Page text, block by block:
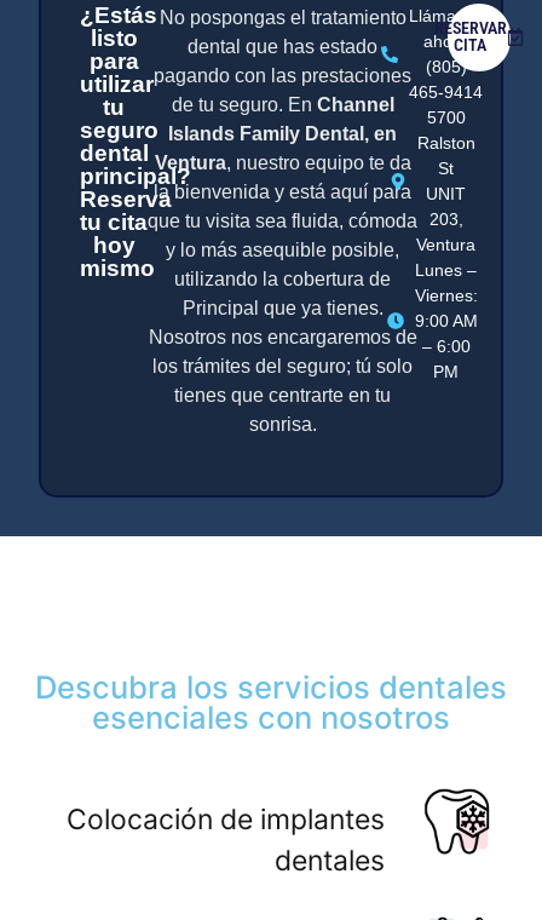
¿Estás
listo
para
utilizar
tu
seguro
dental
principal?
Reserva
tu cita
hoy
mismo
No pospongas el tratamiento
dental que has estado
pagando con las prestaciones
de tu seguro. En Channel
Islands Family Dental, en
Ventura, nuestro equipo te da
la bienvenida y está aquí para
que tu visita sea fluida, cómoda
y lo más asequible posible,
utilizando la cobertura de
Principal que ya tienes.
Nosotros nos encargaremos de
los trámites del seguro; tú solo
tienes que centrarte en tu
sonrisa.
Llámanos
ahora
(805)
465-9414
5700
Ralston
St
UNIT
203,
Ventura
Lunes –
Viernes:
9:00 AM
– 6:00
PM
RESERVAR
CITA
Descubra los servicios dentales
esenciales con nosotros
Colocación de implantes
dentales